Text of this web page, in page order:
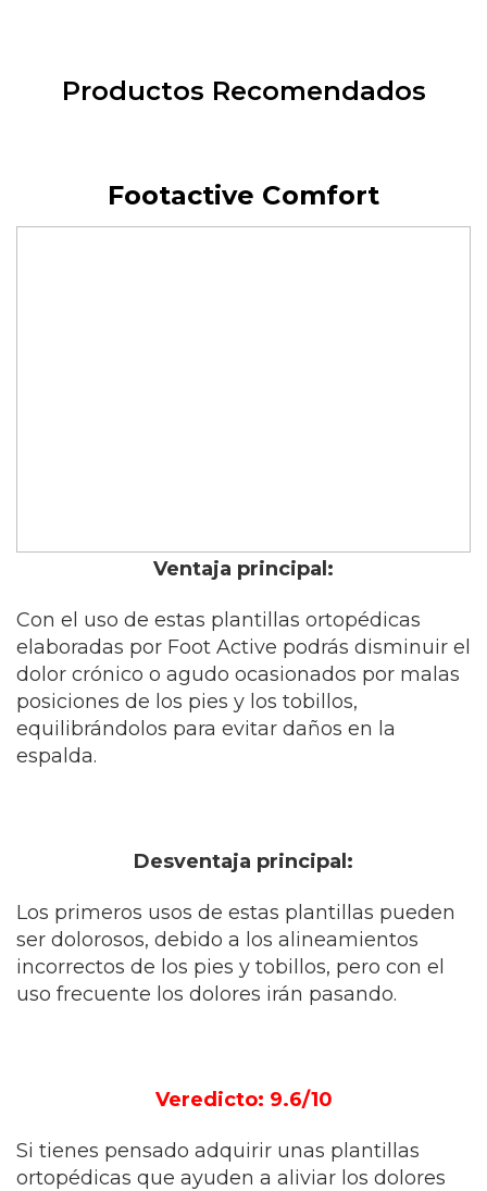
Productos Recomendados
Footactive Comfort
Ventaja principal:
Con el uso de estas plantillas ortopédicas
elaboradas por Foot Active podrás disminuir el
dolor crónico o agudo ocasionados por malas
posiciones de los pies y los tobillos,
equilibrándolos para evitar daños en la
espalda.
Desventaja principal:
Los primeros usos de estas plantillas pueden
ser dolorosos, debido a los alineamientos
incorrectos de los pies y tobillos, pero con el
uso frecuente los dolores irán pasando.
Veredicto: 9.6/10
Si tienes pensado adquirir unas plantillas
ortopédicas que ayuden a aliviar los dolores